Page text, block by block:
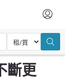
與H按、樓市有何
斷更